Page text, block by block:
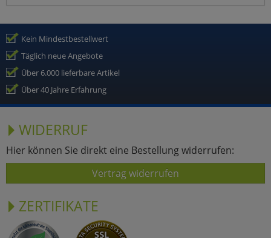
Kein Mindestbestellwert
Täglich neue Angebote
Über 6.000 lieferbare Artikel
Über 40 Jahre Erfahrung
WIDERRUF
Hier können Sie direkt eine Bestellung widerrufen:
Vertrag widerrufen
ZERTIFIKATE